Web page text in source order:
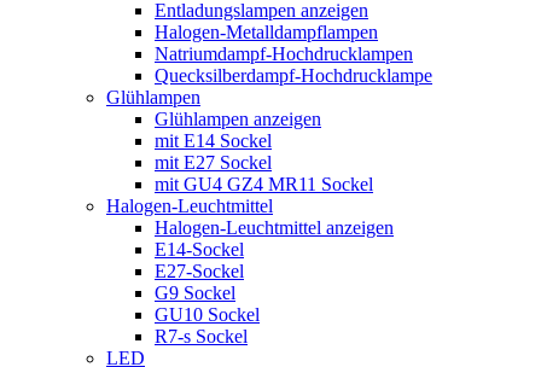
Entladungslampen anzeigen
Halogen-Metalldampflampen
Natriumdampf-Hochdrucklampen
Quecksilberdampf-Hochdrucklampe
Glühlampen
Glühlampen anzeigen
mit E14 Sockel
mit E27 Sockel
mit GU4 GZ4 MR11 Sockel
Halogen-Leuchtmittel
Halogen-Leuchtmittel anzeigen
E14-Sockel
E27-Sockel
G9 Sockel
GU10 Sockel
R7-s Sockel
LED